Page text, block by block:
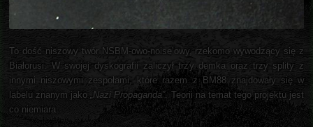
To dość niszowy twór NSBM-owo-noise’owy, rzekomo wywodzący się z
Białorusi. W swojej dyskografii zaliczył trzy demka oraz trzy splity z
innymi niszowymi zespołami, które razem z BM88 znajdowały się w
labelu znanym jako„Nazi Propaganda”. Teorii na temat tego projektu jest
co niemiara.